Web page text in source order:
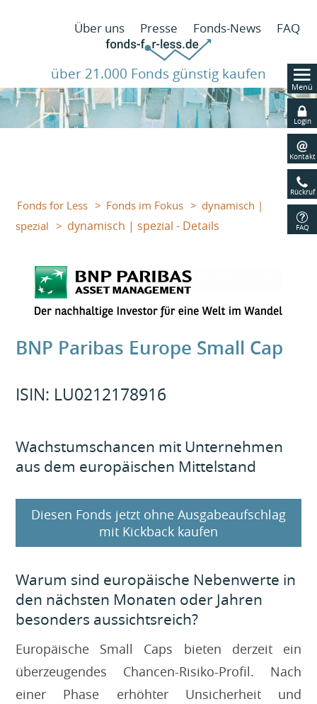
Über uns Presse Fonds-News FAQ
über 21.000 Fonds günstig kaufen
Login
Kontakt
Rückruf
FAQ
Menü
Fonds for Less Fonds im Fokus
dynamisch |
spezial
dynamisch | spezial - Details
BNP Paribas Europe Small Cap
ISIN: LU0212178916
Wachstumschancen mit Unternehmen
aus dem europäischen Mittelstand
Diesen Fonds jetzt ohne Ausgabeaufschlag
mit Kickback kaufen
Warum sind europäische Nebenwerte in
den nächsten Monaten oder Jahren
besonders aussichtsreich?
Europäische Small Caps bieten derzeit ein
überzeugendes Chancen-Risiko-Profil. Nach
einer Phase erhöhter Unsicherheit und